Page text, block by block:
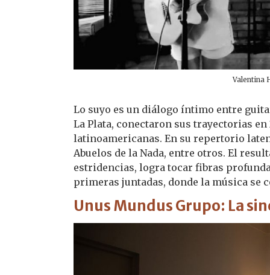
Valentina
Lo suyo es un diálogo íntimo entre
La Plata, conectaron sus trayectorias
latinoamericanas. En su repertorio
Abuelos de la Nada, entre otros. El
estridencias, logra tocar fibras
primeras juntadas, donde la música se
Unus Mundus Grupo: La